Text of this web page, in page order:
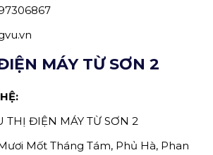
MÁY TỪ SƠN 2
THỊ ĐIỆN MÁY TỪ SƠN 2
Mốt Tháng Tám, Phủ Hà, Phan